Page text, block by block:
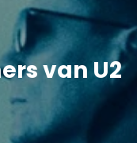
van U2